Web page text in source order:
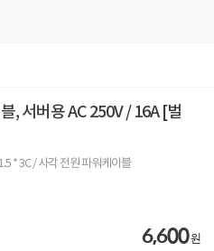
, 서버용 AC 250V / 16A [벌
* 3C / 사각 전원 파워케이블
6,600원